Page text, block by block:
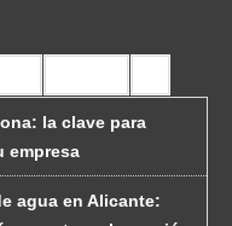
la clave para
empresa
agua en Alicante: